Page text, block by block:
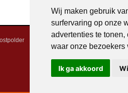
Wij maken gebruik
surfervaring op onze
advertenties te
waar onze bezoekers
Ik ga akkoord
Noordoostpolder in beeld